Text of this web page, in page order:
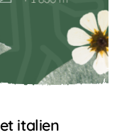
italien